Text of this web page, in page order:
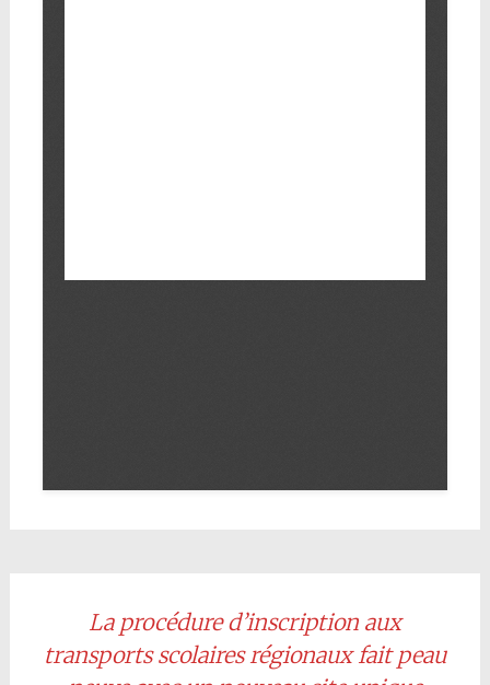
La procédure d’inscription aux
transports scolaires régionaux fait peau